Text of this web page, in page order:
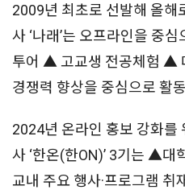
2009년 최초로 선발해 올해
사 ‘나래’는 오프라인을 중
투어 ▲ 고교생 전공체험 ▲
경쟁력 향상을 중심으로 활
2024년 온라인 홍보 강화를
사 ‘한온(한ON)’ 3기는 ▲대
교내 주요 행사·프로그램